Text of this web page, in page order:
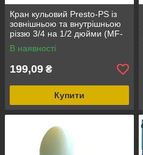
Кран кульовий Presto-PS із
зовнішньою та внутрішньою
різзю 3/4 на 1/2 дюйми (MF-
013412)
В наявності
199,09 ₴
Купити